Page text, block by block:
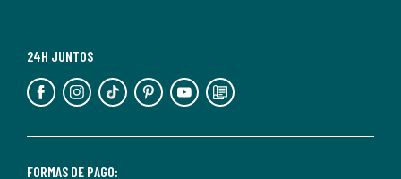
Para
información,
puedes
nuestra
FORMAS DE PAGO:
24H JUNTOS